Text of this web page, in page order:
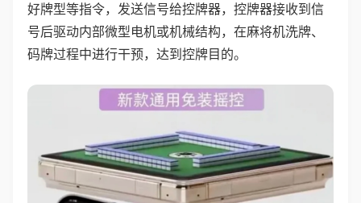
好牌型等指令，发送信号给控牌器，控牌器接收到信
号后驱动内部微型电机或机械结构，在麻将机洗牌、
码牌过程中进行干预，达到控牌目的。